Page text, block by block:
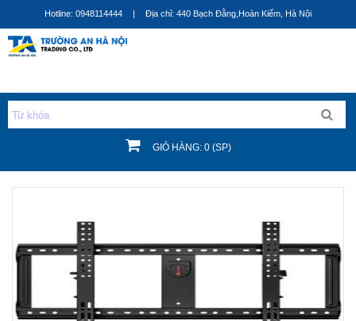
Nhảy
Hotline: 0948114444 | Địa chỉ: 440 Bạch Đằng,Hoàn Kiếm, Hà Nội
GIỎ HÀNG: 0 (SP)
Bạn đang ở đây